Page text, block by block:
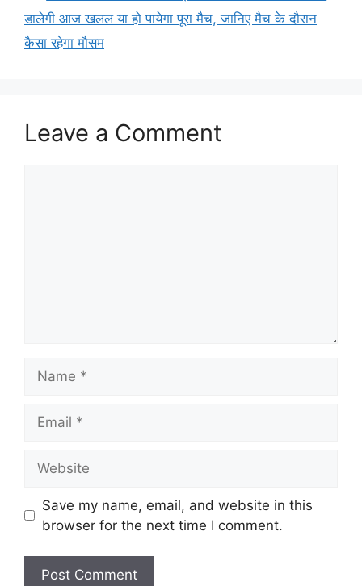
डालेगी आज खलल या हो पायेगा पूरा मैच, जानिए मैच के दौरान
कैसा रहेगा मौसम
Leave a Comment
Save my name, email, and website in this
browser for the next time I comment.